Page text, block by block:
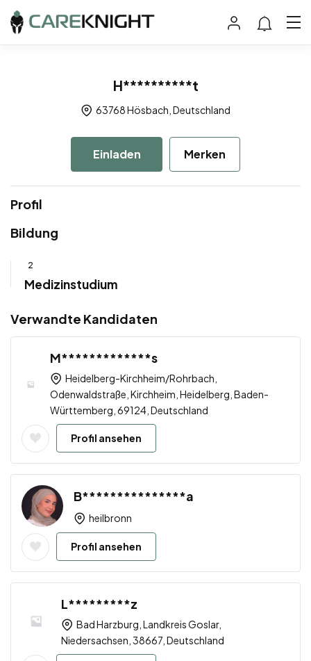
H**********t
63768 Hösbach, Deutschland
Einladen Merken
Profil
Bildung
2
Medizinstudium
Verwandte Kandidaten
M*************s
Heidelberg-Kirchheim/Rohrbach,
Odenwaldstraße, Kirchheim, Heidelberg, Baden-
Württemberg, 69124, Deutschland
Profil ansehen
B***************a
heilbronn
Profil ansehen
L*********z
Bad Harzburg, Landkreis Goslar,
Niedersachsen, 38667, Deutschland